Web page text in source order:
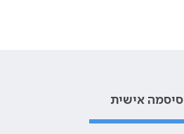
סיסמה אישית